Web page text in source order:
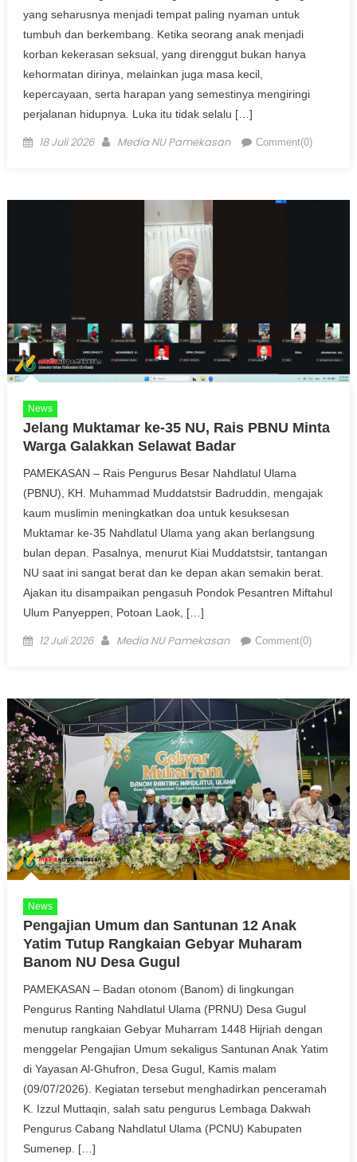
yang seharusnya menjadi tempat paling nyaman untuk
tumbuh dan berkembang. Ketika seorang anak menjadi
korban kekerasan seksual, yang direnggut bukan hanya
kehormatan dirinya, melainkan juga masa kecil,
kepercayaan, serta harapan yang semestinya mengiringi
perjalanan hidupnya. Luka itu tidak selalu […]
Posted on
18 Juli 2026 Author
Media NU Pamekasan Comment(0)
News
Jelang Muktamar ke-35 NU, Rais PBNU Minta
Warga Galakkan Selawat Badar
PAMEKASAN – Rais Pengurus Besar Nahdlatul Ulama
(PBNU), KH. Muhammad Muddatstsir Badruddin, mengajak
kaum muslimin meningkatkan doa untuk kesuksesan
Muktamar ke-35 Nahdlatul Ulama yang akan berlangsung
bulan depan. Pasalnya, menurut Kiai Muddatstsir, tantangan
NU saat ini sangat berat dan ke depan akan semakin berat.
Ajakan itu disampaikan pengasuh Pondok Pesantren Miftahul
Ulum Panyeppen, Potoan Laok, […]
Posted on
12 Juli 2026 Author
Media NU Pamekasan Comment(0)
News
Pengajian Umum dan Santunan 12 Anak
Yatim Tutup Rangkaian Gebyar Muharam
Banom NU Desa Gugul
PAMEKASAN – Badan otonom (Banom) di lingkungan
Pengurus Ranting Nahdlatul Ulama (PRNU) Desa Gugul
menutup rangkaian Gebyar Muharram 1448 Hijriah dengan
menggelar Pengajian Umum sekaligus Santunan Anak Yatim
di Yayasan Al-Ghufron, Desa Gugul, Kamis malam
(09/07/2026). Kegiatan tersebut menghadirkan penceramah
K. Izzul Muttaqin, salah satu pengurus Lembaga Dakwah
Pengurus Cabang Nahdlatul Ulama (PCNU) Kabupaten
Sumenep. […]